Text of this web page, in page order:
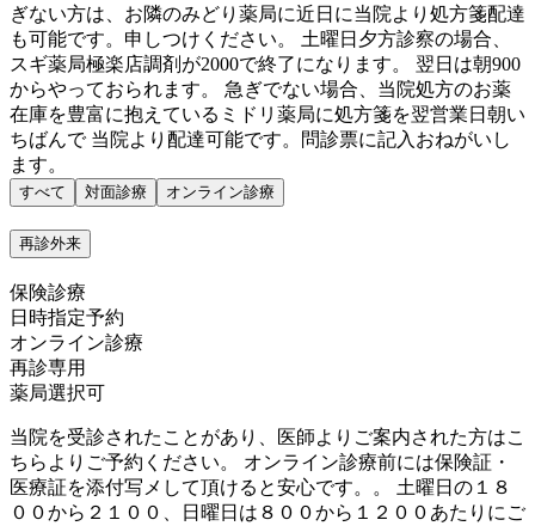
ぎない方は、お隣のみどり薬局に近日に当院より処方箋配達
も可能です。申しつけください。 土曜日夕方診察の場合、
スギ薬局極楽店調剤が2000で終了になります。 翌日は朝900
からやっておられます。 急ぎでない場合、当院処方のお薬
在庫を豊富に抱えているミドリ薬局に処方箋を翌営業日朝い
ちばんで 当院より配達可能です。問診票に記入おねがいし
ます。
すべて 対面診療 オンライン診療
再診外来
保険診療
日時指定予約
オンライン診療
再診専用
薬局選択可
当院を受診されたことがあり、医師よりご案内された方はこ
ちらよりご予約ください。 オンライン診療前には保険証・
医療証を添付写メして頂けると安心です。。 土曜日の１８
００から２１００、日曜日は８００から１２００あたりにご